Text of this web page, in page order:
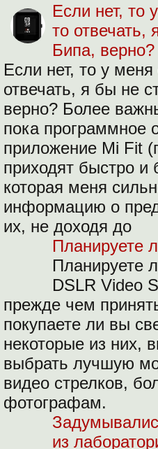
Если нет, то
то отвечать,
Бипа, верно?
Если нет, то у
отвечать, я бы не
верно? Более
пока программное
приложение Mi Fit
приходят быстро
которая меня
информацию о
их, не доходя до
Планируете
Планируете
DSLR Video
прежде чем
покупаете ли вы
некоторые из них,
выбрать лучшую
видео стрелков,
фотографам.
из